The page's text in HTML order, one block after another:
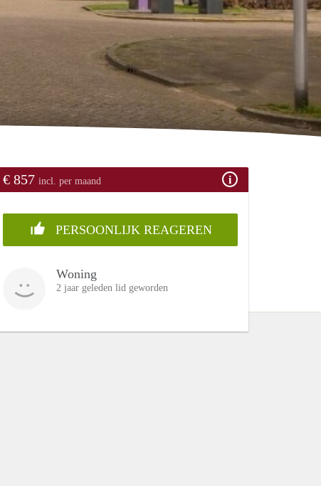
€ 857 incl. per maand
PERSOONLIJK REAGEREN
Woning
2 jaar geleden lid geworden